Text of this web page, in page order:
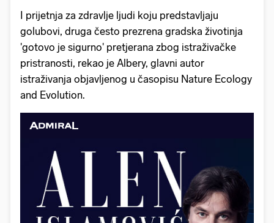
I prijetnja za zdravlje ljudi koju predstavljaju
golubovi, druga često prezrena gradska životinja
'gotovo je sigurno' pretjerana zbog istraživačke
pristranosti, rekao je Albery, glavni autor
istraživanja objavljenog u časopisu Nature Ecology
and Evolution.